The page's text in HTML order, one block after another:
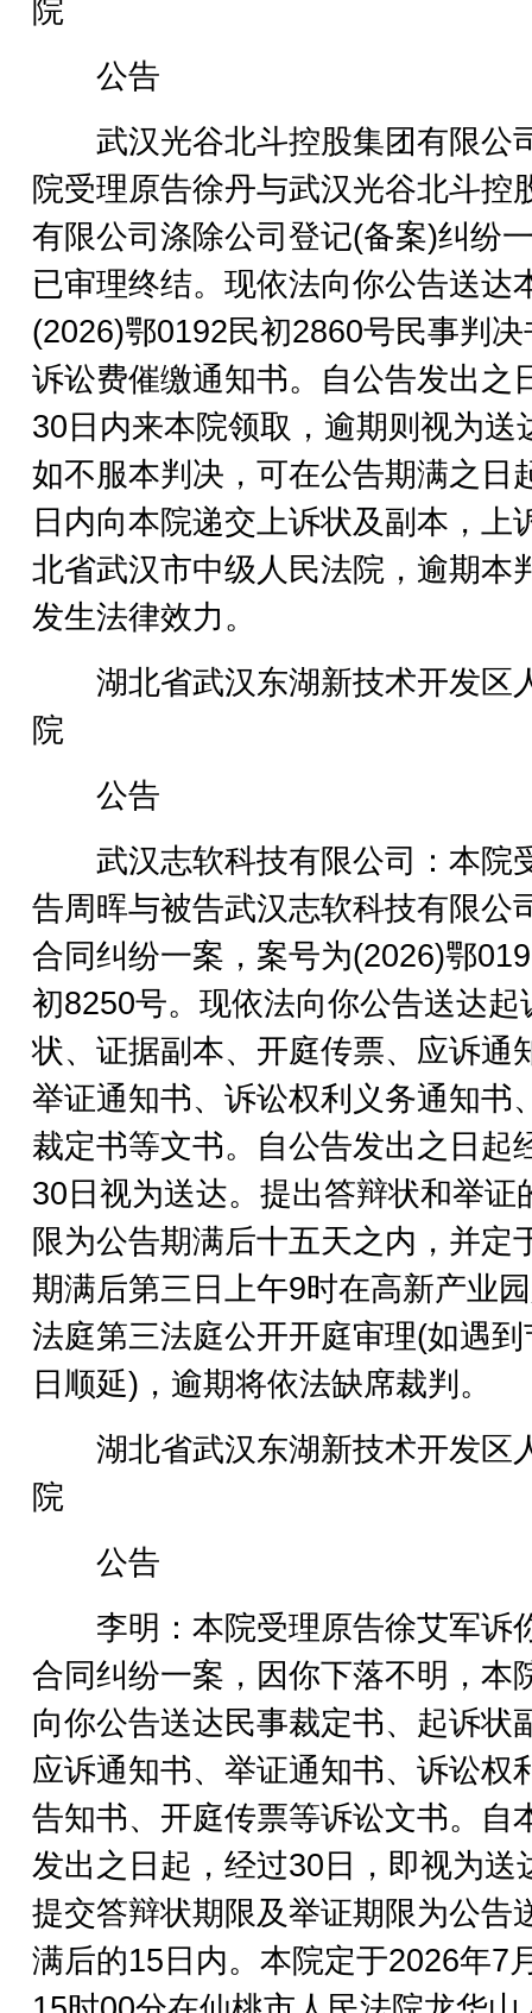
院
公告
武汉光谷北斗控股集团有限公
院受理原告徐丹与武汉光谷北斗控
有限公司涤除公司登记(备案)纠纷
已审理终结。现依法向你公告送达
(2026)鄂0192民初2860号民事判决
诉讼费催缴通知书。自公告发出之
30日内来本院领取，逾期则视为送
如不服本判决，可在公告期满之日
日内向本院递交上诉状及副本，上
北省武汉市中级人民法院，逾期本
发生法律效力。
湖北省武汉东湖新技术开发区
院
公告
武汉志软科技有限公司：本院
告周晖与被告武汉志软科技有限公
合同纠纷一案，案号为(2026)鄂
初8250号。现依法向你公告送达起
状、证据副本、开庭传票、应诉通
举证通知书、诉讼权利义务通知书
裁定书等文书。自公告发出之日起
30日视为送达。提出答辩状和举证
限为公告期满后十五天之内，并定
期满后第三日上午9时在高新产业
法庭第三法庭公开开庭审理(如遇到
日顺延)，逾期将依法缺席裁判。
湖北省武汉东湖新技术开发区
院
公告
李明：本院受理原告徐艾军诉
合同纠纷一案，因你下落不明，本
向你公告送达民事裁定书、起诉状
应诉通知书、举证通知书、诉讼权
告知书、开庭传票等诉讼文书。自
发出之日起，经过30日，即视为送
提交答辩状期限及举证期限为公告
满后的15日内。本院定于2026年7